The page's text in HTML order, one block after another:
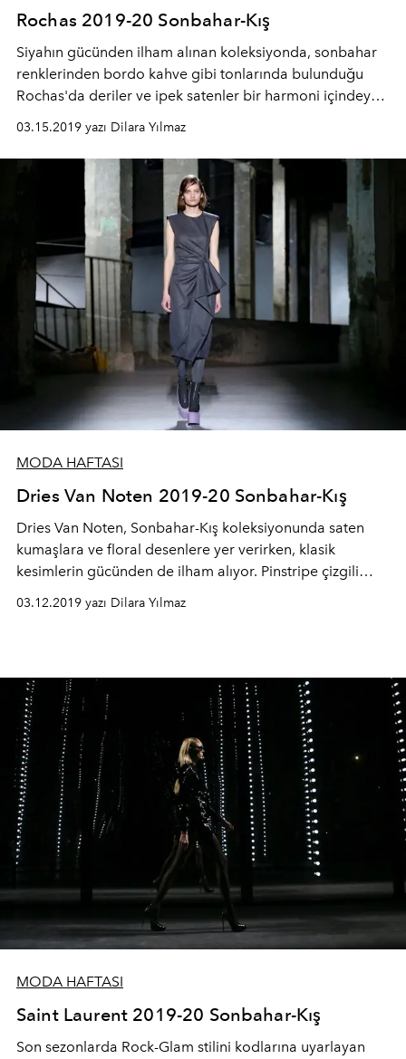
Rochas 2019-20 Sonbahar-Kış
Siyahın gücünden ilham alınan koleksiyonda, sonbahar
renklerinden bordo kahve gibi tonlarında bulunduğu
Rochas'da deriler ve ipek satenler bir harmoni içindeydi.
Organza ve tüvit kumaşlarla açılan defilede markanın
imza duruşu bozulmamıştı.
03.15.2019 yazı Dilara Yılmaz
MODA HAFTASI
Dries Van Noten 2019-20 Sonbahar-Kış
Dries Van Noten, Sonbahar-Kış koleksiyonunda saten
kumaşlara ve floral desenlere yer verirken, klasik
kesimlerin gücünden de ilham alıyor. Pinstripe çizgili
takımlar koleksiyonda dikkat çekiyor.
03.12.2019 yazı Dilara Yılmaz
MODA HAFTASI
Saint Laurent 2019-20 Sonbahar-Kış
Son sezonlarda Rock-Glam stilini kodlarına uyarlayan